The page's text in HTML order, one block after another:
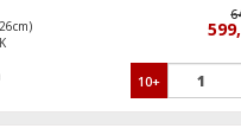
10+
Mašina za pranje/sušenje veša, 1400